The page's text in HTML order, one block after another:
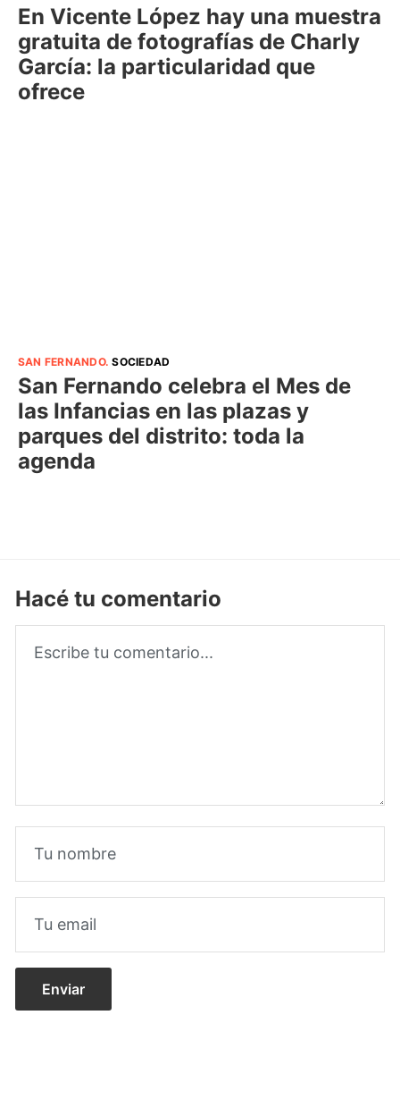
En Vicente López hay una muestra
gratuita de fotografías de Charly
García: la particularidad que
ofrece
SAN FERNANDO.SOCIEDAD
San Fernando celebra el Mes de
las Infancias en las plazas y
parques del distrito: toda la
agenda
Hacé tu comentario